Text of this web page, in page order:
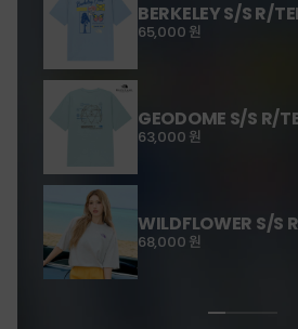
BERKELEY S/S R/
65,000 원
GEODOME S/S R/
63,000 원
WILDFLOWER S/S
68,000 원